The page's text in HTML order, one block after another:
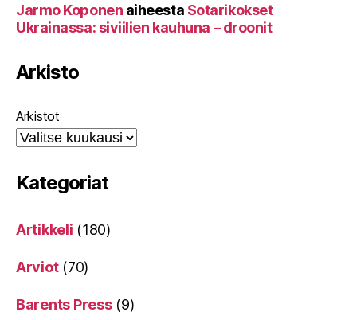
Jarmo Koponen aiheesta Sotarikokset
Ukrainassa: siviilien kauhuna – droonit
Arkisto
Arkistot
Kategoriat
Artikkeli (180)
Arviot(70)
Barents Press(9)